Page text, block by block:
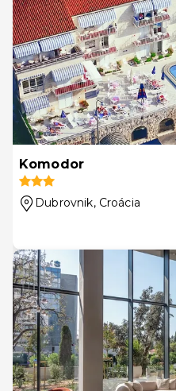
Komodor
Dubrovnik, Croácia